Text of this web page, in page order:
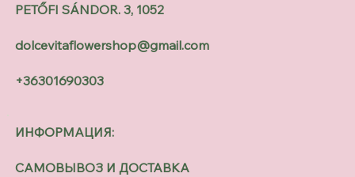
ИНФОРМАЦИЯ:
САМОВЫВОЗ И ДОСТАВКА
PETŐFI SÁNDOR. 3, 1052
dolcevitaflowershop@gmail.com
+36301690303